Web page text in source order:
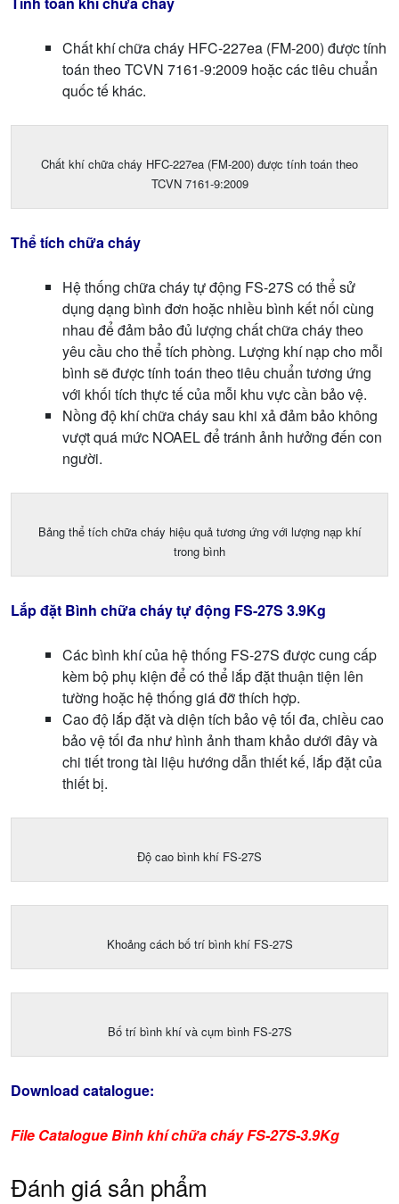
Chất khí chữa cháy HFC-227ea (FM-200) được tính
toán theo TCVN 7161-9:2009 hoặc các tiêu chuẩn
quốc tế khác.
Chất khí chữa cháy HFC-227ea (FM-200) được tính toán theo
TCVN 7161-9:2009
Thể tích chữa cháy
Hệ thống chữa cháy tự động FS-27S có thể sử
dụng dạng bình đơn hoặc nhiều bình kết nối cùng
nhau để đảm bảo đủ lượng chất chữa cháy theo
yêu cầu cho thể tích phòng. Lượng khí nạp cho mỗi
bình sẽ được tính toán theo tiêu chuẩn tương ứng
với khối tích thực tế của mỗi khu vực cần bảo vệ.
Nồng độ khí chữa cháy sau khi xả đảm bảo không
vượt quá mức NOAEL để tránh ảnh hưởng đến con
người.
Bảng thể tích chữa cháy hiệu quả tương ứng với lượng nạp khí
trong bình
Lắp đặt Bình chữa cháy tự động FS-27S 3.9Kg
Các bình khí của hệ thống FS-27S được cung cấp
kèm bộ phụ kiện để có thể lắp đặt thuận tiện lên
tường hoặc hệ thống giá đỡ thích hợp.
Cao độ lắp đặt và diện tích bảo vệ tối đa, chiều cao
bảo vệ tối đa như hình ảnh tham khảo dưới đây và
chi tiết trong tài liệu hướng dẫn thiết kế, lắp đặt của
thiết bị.
Độ cao bình khí FS-27S
Khoảng cách bố trí bình khí FS-27S
Bố trí bình khí và cụm bình FS-27S
Download catalogue:
File Catalogue Bình khí chữa cháy FS-27S-3.9Kg
Đánh giá sản phẩm